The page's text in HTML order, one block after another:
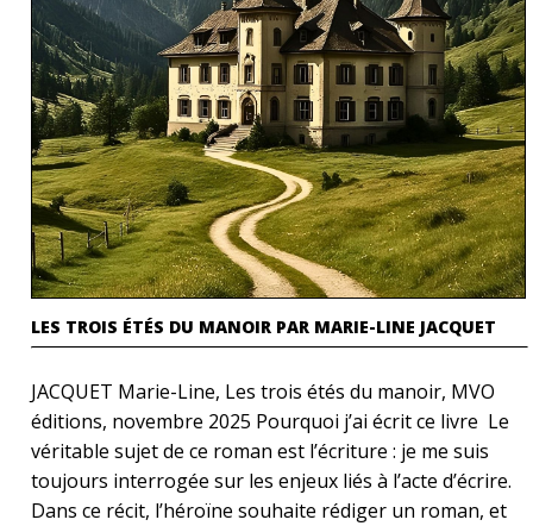
LES TROIS ÉTÉS DU MANOIR PAR MARIE-LINE JACQUET
JACQUET Marie-Line, Les trois étés du manoir, MVO
éditions, novembre 2025 Pourquoi j’ai écrit ce livre Le
véritable sujet de ce roman est l’écriture : je me suis
toujours interrogée sur les enjeux liés à l’acte d’écrire.
Dans ce récit, l’héroïne souhaite rédiger un roman, et